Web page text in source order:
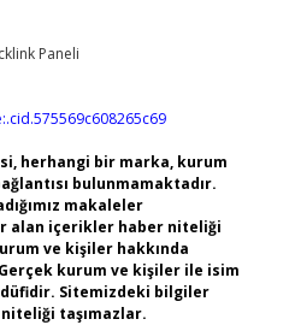
herhangi bir marka, kurum
bulunmamaktadır.
makaleler
alan içerikler haber niteliği
ve kişiler hakkında
kurum ve kişiler ile isim
Sitemizdeki bilgiler
taşımazlar.